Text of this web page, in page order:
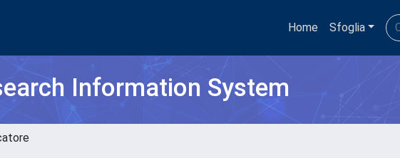
Home Sfoglia
Information System